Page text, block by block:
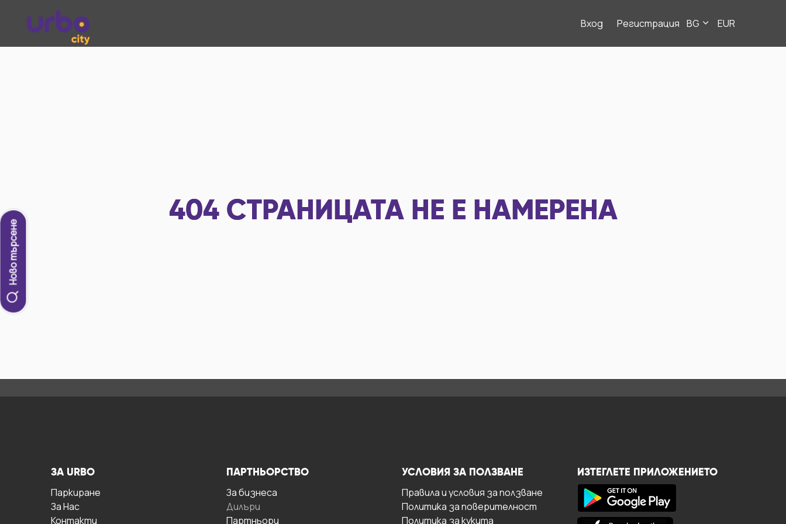
Вход Регистрация BG EUR
Ново търсене
404 СТРАНИЦАТА НЕ Е НАМЕРЕНА
ЗА URBO
Паркиране
За Hас
Контакти
ПАРТНЬОРСТВО
За бизнесa
Дилъри
Партньори
УСЛОВИЯ ЗА ПОЛЗВАНЕ
Правила и условия за ползване
Политика за поверителност
Политика за кукита
ИЗТЕГЛЕТЕ ПРИЛОЖЕНИЕТО